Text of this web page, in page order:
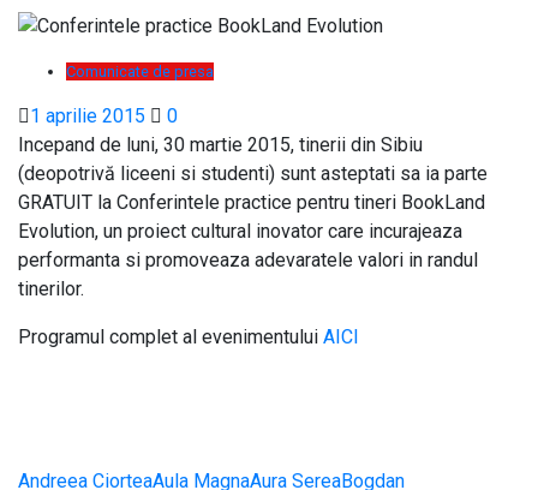
Comunicate de presa
1 aprilie 2015
0
Incepand de luni, 30 martie 2015, tinerii din Sibiu
(deopotrivă liceeni si studenti) sunt asteptati sa ia parte
GRATUIT la Conferintele practice pentru tineri BookLand
Evolution, un proiect cultural inovator care incurajeaza
performanta si promoveaza adevaratele valori in randul
tinerilor.
Programul complet al evenimentului AICI
Andreea CiorteaAula MagnaAura SereaBogdan